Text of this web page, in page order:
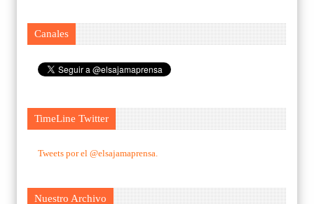
Canales
TimeLine Twitter
Tweets por el @elsajamaprensa.
Nuestro Archivo